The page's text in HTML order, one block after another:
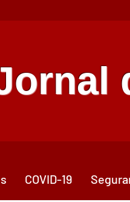
COVID-19